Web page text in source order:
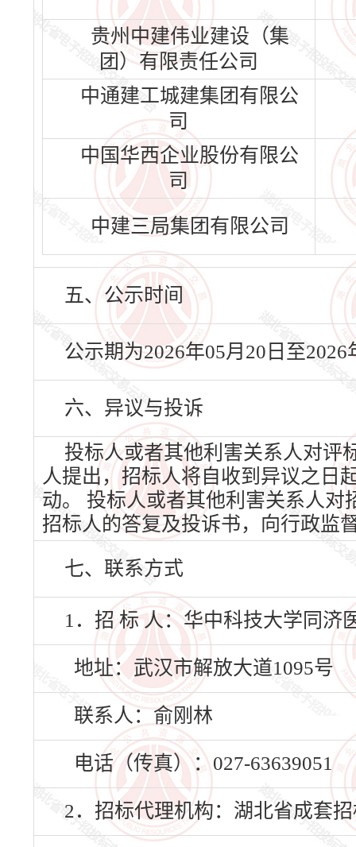
贵州中建伟业建设（集
团）有限责任公司
中通建工城建集团有限公
司
中国华西企业股份有限公
司
中建三局集团有限公司
五、公示时间
公示期为2026年05月20日至
六、异议与投诉
投标人或者其他利害关系人对评
人提出，招标人将自收到异议之日
动。 投标人或者其他利害关系人
招标人的答复及投诉书，向行政监
七、联系方式
1．招 标 人：华中科技大学同济
地址：武汉市解放大道1095号
联系人：俞刚林
电话（传真）：027-63639051
2．招标代理机构：湖北省成套